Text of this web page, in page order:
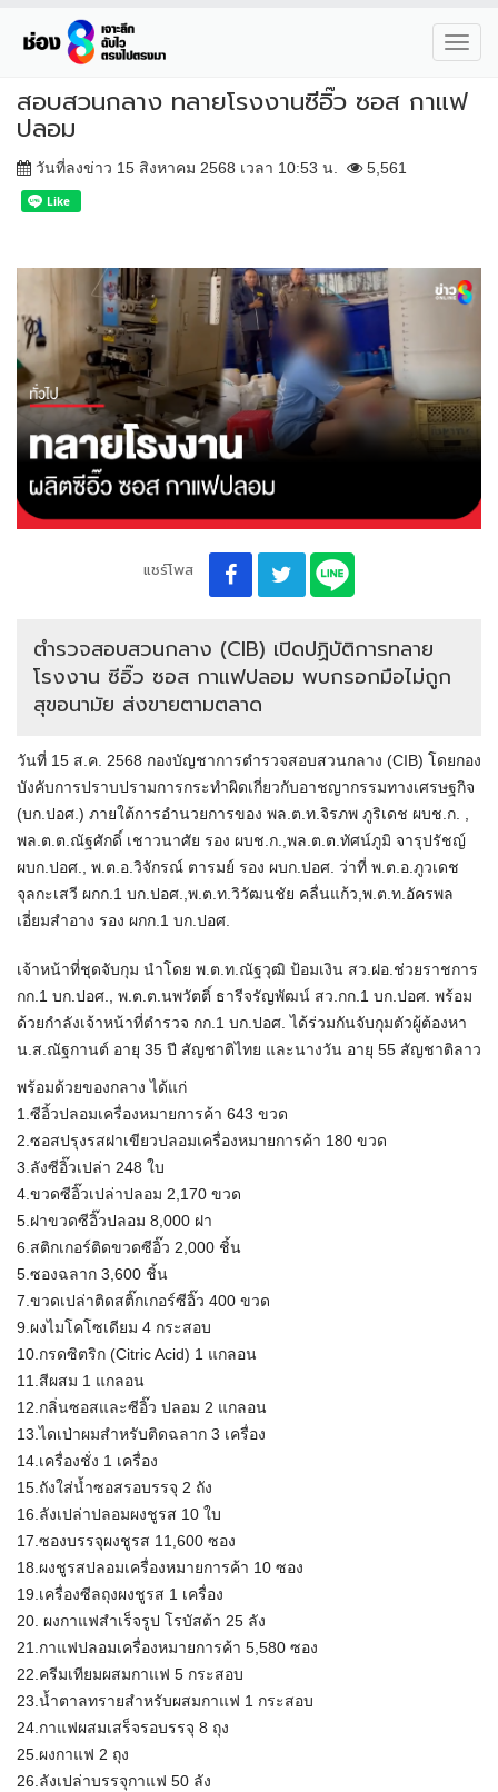
สอบสวนกลาง ทลายโรงงานซีอิ๊ว ซอส กาแฟ
ปลอม
วันที่ลงข่าว 15 สิงหาคม 2568 เวลา 10:53 น. 5,561
แชร์โพส
ตำรวจสอบสวนกลาง (CIB) เปิดปฏิบัติการทลาย
โรงงาน ซีอิ๊ว ซอส กาแฟปลอม พบกรอกมือไม่ถูก
สุขอนามัย ส่งขายตามตลาด
วันที่ 15 ส.ค. 2568 กองบัญชาการตำรวจสอบสวนกลาง (CIB) โดยกอง
บังคับการปราบปรามการกระทำผิดเกี่ยวกับอาชญากรรมทางเศรษฐกิจ
(บก.ปอศ.) ภายใต้การอำนวยการของ พล.ต.ท.จิรภพ ภูริเดช ผบช.ก. ,
พล.ต.ต.ณัฐศักดิ์ เชาวนาศัย รอง ผบช.ก.,พล.ต.ต.ทัศน์ภูมิ จารุปรัชญ์
ผบก.ปอศ., พ.ต.อ.วิจักรณ์ ตารมย์ รอง ผบก.ปอศ. ว่าที่ พ.ต.อ.ภูวเดช
จุลกะเสวี ผกก.1 บก.ปอศ.,พ.ต.ท.วิวัฒนชัย คลื่นแก้ว,พ.ต.ท.อัครพล
เอี่ยมสำอาง รอง ผกก.1 บก.ปอศ.
เจ้าหน้าที่ชุดจับกุม นำโดย พ.ต.ท.ณัฐวุฒิ ป้อมเงิน สว.ฝอ.ช่วยราชการ
กก.1 บก.ปอศ., พ.ต.ต.นพวัตติ์ ธารีจรัญพัฒน์ สว.กก.1 บก.ปอศ. พร้อม
ด้วยกำลังเจ้าหน้าที่ตำรวจ กก.1 บก.ปอศ. ได้ร่วมกันจับกุมตัวผู้ต้องหา
น.ส.ณัฐกานต์ อายุ 35 ปี สัญชาติไทย และนางวัน อายุ 55 สัญชาติลาว
พร้อมด้วยของกลาง ได้แก่
1.ซีอิ้วปลอมเครื่องหมายการค้า 643 ขวด
2.ซอสปรุงรสฝาเขียวปลอมเครื่องหมายการค้า 180 ขวด
3.ลังซีอิ๊วเปล่า 248 ใบ
4.ขวดซีอิ๊วเปล่าปลอม 2,170 ขวด
5.ฝาขวดซีอิ๊วปลอม 8,000 ฝา
6.สติกเกอร์ติดขวดซีอิ๊ว 2,000 ชิ้น
5.ซองฉลาก 3,600 ชิ้น
7.ขวดเปล่าติดสติ๊กเกอร์ซีอิ๊ว 400 ขวด
9.ผงไมโคโซเดียม 4 กระสอบ
10.กรดซิตริก (Citric Acid) 1 แกลอน
11.สีผสม 1 แกลอน
12.กลิ่นซอสและซีอิ๊ว ปลอม 2 แกลอน
13.ไดเป่าผมสำหรับติดฉลาก 3 เครื่อง
14.เครื่องชั่ง 1 เครื่อง
15.ถังใส่น้ำซอสรอบรรจุ 2 ถัง
16.ลังเปล่าปลอมผงชูรส 10 ใบ
17.ซองบรรจุผงชูรส 11,600 ซอง
18.ผงชูรสปลอมเครื่องหมายการค้า 10 ซอง
19.เครื่องซีลถุงผงชูรส 1 เครื่อง
20. ผงกาแฟสำเร็จรูป โรบัสต้า 25 ลัง
21.กาแฟปลอมเครื่องหมายการค้า 5,580 ซอง
22.ครีมเทียมผสมกาแฟ 5 กระสอบ
23.น้ำตาลทรายสำหรับผสมกาแฟ 1 กระสอบ
24.กาแฟผสมเสร็จรอบรรจุ 8 ถุง
25.ผงกาแฟ 2 ถุง
26.ลังเปล่าบรรจุกาแฟ 50 ลัง